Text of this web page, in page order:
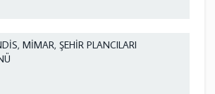
MİMAR, ŞEHİR PLANCILARI